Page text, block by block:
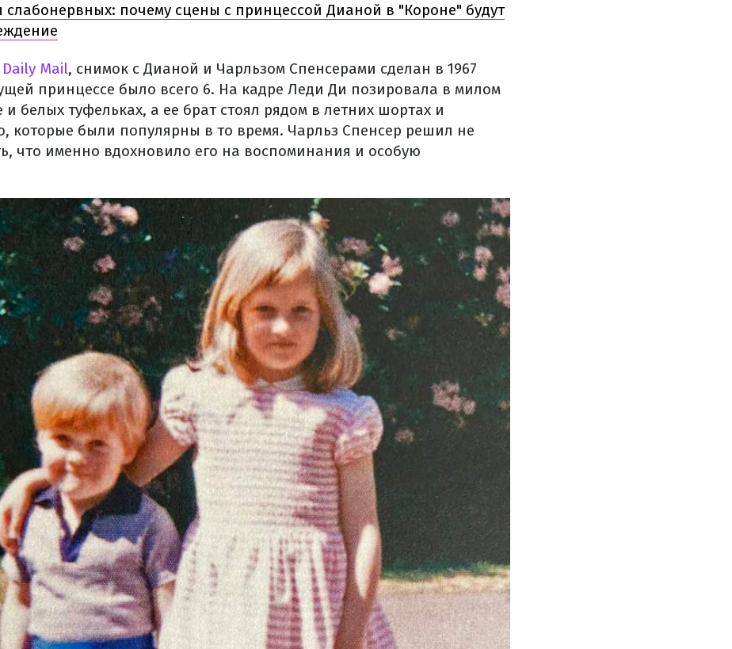
слабонервных: почему сцены с принцессой Дианой в "Короне" будут
Mail, снимок с Дианой и Чарльзом Спенсерами сделан в 1967
принцессе было всего 6. На кадре Леди Ди позировала в милом
и белых туфельках, а ее брат стоял рядом в летних шортах и
которые были популярны в то время. Чарльз Спенсер решил не
что именно вдохновило его на воспоминания и особую